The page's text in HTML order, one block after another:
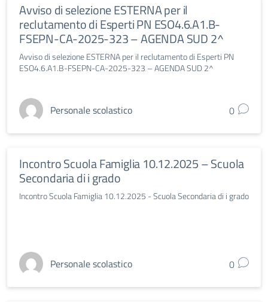
Avviso di selezione ESTERNA per il
reclutamento di Esperti PN ESO4.6.A1.B-
FSEPN-CA-2025-323 – AGENDA SUD 2^
Avviso di selezione ESTERNA per il reclutamento di Esperti PN
ESO4.6.A1.B-FSEPN-CA-2025-323 – AGENDA SUD 2^
Personale scolastico 0
Incontro Scuola Famiglia 10.12.2025 – Scuola
Secondaria di i grado
Incontro Scuola Famiglia 10.12.2025 - Scuola Secondaria di i grado
Personale scolastico 0